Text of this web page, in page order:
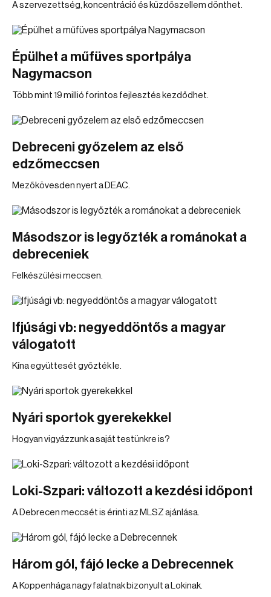
A szervezettség, koncentráció és küzdőszellem dönthet.
Épülhet a műfüves sportpálya
Nagymacson
Több mint 19 millió forintos fejlesztés kezdődhet.
Debreceni győzelem az első
edzőmeccsen
Mezőkövesden nyert a DEAC.
Másodszor is legyőzték a románokat a
debreceniek
Felkészülési meccsen.
Ifjúsági vb: negyeddöntős a magyar
válogatott
Kína együttesét győzték le.
Nyári sportok gyerekekkel
Hogyan vigyázzunk a saját testünkre is?
Loki-Szpari: változott a kezdési időpont
A Debrecen meccsét is érinti az MLSZ ajánlása.
Három gól, fájó lecke a Debrecennek
A Koppenhága nagy falatnak bizonyult a Lokinak.